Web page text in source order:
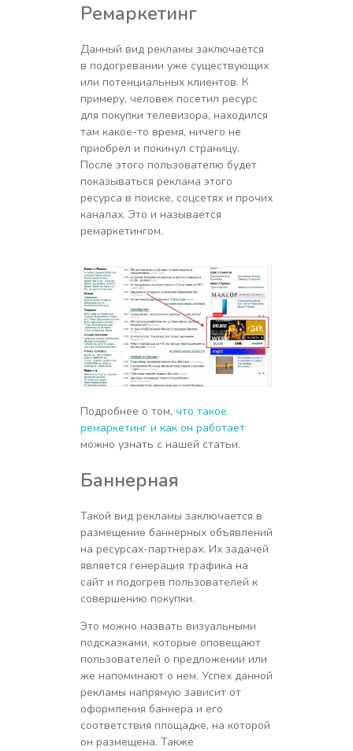
Ремаркетинг
Данный вид рекламы заключается
в подогревании уже существующих
или потенциальных клиентов. К
примеру, человек посетил ресурс
для покупки телевизора, находился
там какое-то время, ничего не
приобрел и покинул страницу.
После этого пользователю будет
показываться реклама этого
ресурса в поиске, соцсетях и прочих
каналах. Это и называется
ремаркетингом.
Подробнее о том, что такое
ремаркетинг и как он работает
можно узнать с нашей статьи.
Баннерная
Такой вид рекламы заключается в
размещение баннерных объявлений
на ресурсах-партнерах. Их задачей
является генерация трафика на
сайт и подогрев пользователей к
совершению покупки.
Это можно назвать визуальными
подсказками, которые оповещают
пользователей о предложении или
же напоминают о нем. Успех данной
рекламы напрямую зависит от
оформления баннера и его
соответствия площадке, на которой
он размещена. Также